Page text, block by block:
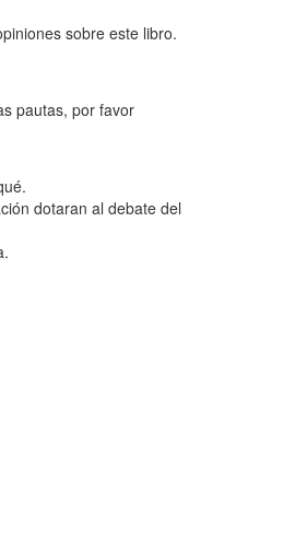
sobre este libro.
pautas, por favor
dotaran al debate del